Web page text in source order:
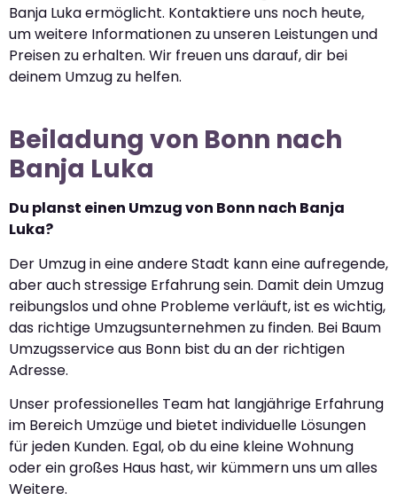
Banja Luka ermöglicht. Kontaktiere uns noch heute,
um weitere Informationen zu unseren Leistungen und
Preisen zu erhalten. Wir freuen uns darauf, dir bei
deinem Umzug zu helfen.
Beiladung von Bonn nach
Banja Luka
Du planst einen Umzug von Bonn nach Banja
Luka?
Der Umzug in eine andere Stadt kann eine aufregende,
aber auch stressige Erfahrung sein. Damit dein Umzug
reibungslos und ohne Probleme verläuft, ist es wichtig,
das richtige Umzugsunternehmen zu finden. Bei Baum
Umzugsservice aus Bonn bist du an der richtigen
Adresse.
Unser professionelles Team hat langjährige Erfahrung
im Bereich Umzüge und bietet individuelle Lösungen
für jeden Kunden. Egal, ob du eine kleine Wohnung
oder ein großes Haus hast, wir kümmern uns um alles
Weitere.